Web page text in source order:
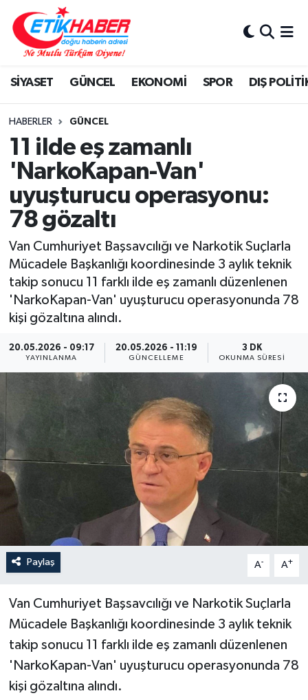
SİYASET GÜNCEL EKONOMİ SPOR DIŞ
HABERLER GÜNCEL
11 ilde eş zamanlı
'NarkoKapan-Van'
uyuşturucu operasyonu:
78 gözaltı
Van Cumhuriyet Başsavcılığı ve Narkotik Suçlarla
Mücadele Başkanlığı koordinesinde 3 aylık teknik
takip sonucu 11 farklı ilde eş zamanlı düzenlenen
'NarkoKapan-Van' uyuşturucu operasyonunda 78
kişi gözaltına alındı.
20.05.2026 - 09:17
YAYINLANMA
20.05.2026 - 11:19
GÜNCELLEME
3 DK
OKUNMA SÜRESI
Paylaş A- A+
Van Cumhuriyet Başsavcılığı ve Narkotik Suçlarla
Mücadele Başkanlığı koordinesinde 3 aylık teknik
takip sonucu 11 farklı ilde eş zamanlı düzenlenen
'NarkoKapan-Van' uyuşturucu operasyonunda 78
kişi gözaltına alındı.
BİLİM-TEKNOLOJİ
DIŞ POLİTİKA
DÜNYA
EĞİTİM GENÇLİK
EKONOMİ
KÖŞE YAZILARI
KÜLTÜR-SANAT-MAGAZİN
MEDYA
SAĞLIK
SİYASET
YAŞAM
Nöbetçi Eczaneler
Hava Durumu
İstanbul Namaz Vakitleri
Trafik Durumu
Süper Lig Puan Durumu ve Fikstür
Tüm Manşetler
Son Dakika Haberleri
Haber Arşivi